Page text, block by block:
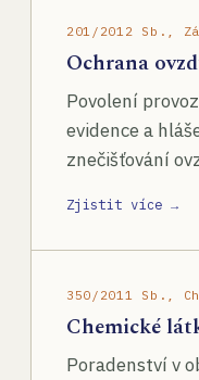
201/2012 Sb.,
Ochrana
Povolení
evidence a
znečišťování
Zjistit více →
350/2011 Sb.,
Chemické
Poradenství v